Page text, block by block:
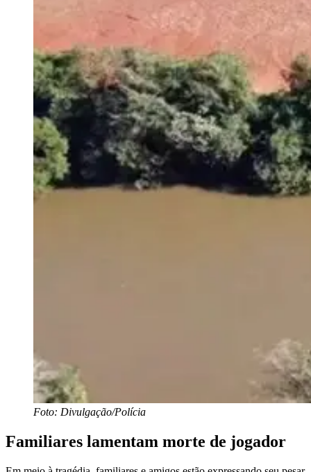
Foto: Divulgação/Polícia
Familiares lamentam morte de jogador